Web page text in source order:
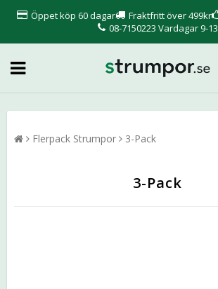
Öppet köp 60 dagar Fraktfritt över 499kr
08-7150223 Vardagar 9-13
Flerpack Strumpor 3-Pack
3-Pack